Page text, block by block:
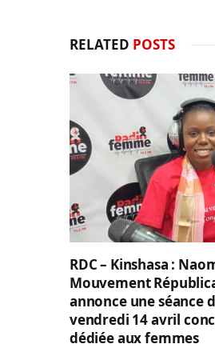
RELATED POSTS
RDC – Kinshasa :
Mouvement
annonce une séance
vendredi 14 avril
dédiée aux femmes